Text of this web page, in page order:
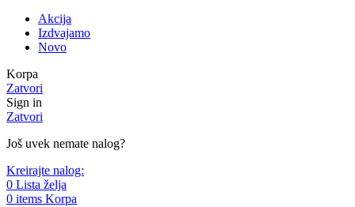
Akcija
Izdvajamo
Novo
Korpa
Zatvori
Sign in
Zatvori
Još uvek nemate nalog?
Kreirajte nalog:
0 Lista želja
0 items Korpa